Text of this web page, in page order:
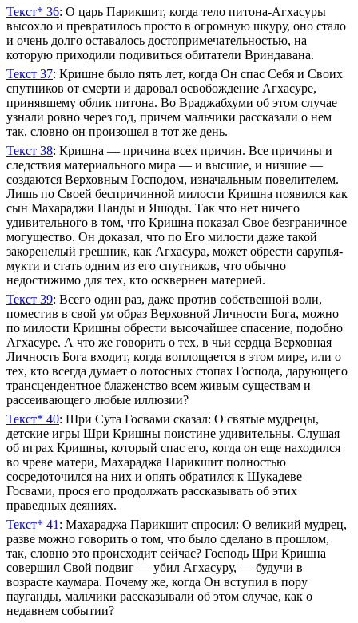
Текст* 36: О царь Парикшит, когда тело питона-Агхасуры
высохло и превратилось просто в огромную шкуру, оно стало
и очень долго оставалось достопримечательностью, на
которую приходили подивиться обитатели Вриндавана.
Текст 37: Кришне было пять лет, когда Он спас Себя и Своих
спутников от смерти и даровал освобождение Агхасуре,
принявшему облик питона. Во Враджабхуми об этом случае
узнали ровно через год, причем мальчики рассказали о нем
так, словно он произошел в тот же день.
Текст 38: Кришна — причина всех причин. Все причины и
следствия материального мира — и высшие, и низшие —
создаются Верховным Господом, изначальным повелителем.
Лишь по Своей беспричинной милости Кришна появился как
сын Махараджи Нанды и Яшоды. Так что нет ничего
удивительного в том, что Кришна показал Свое безграничное
могущество. Он доказал, что по Его милости даже такой
закоренелый грешник, как Агхасура, может обрести сарупья-
мукти и стать одним из его спутников, что обычно
недостижимо для тех, кто осквернен материей.
Текст 39: Всего один раз, даже против собственной воли,
поместив в свой ум образ Верховной Личности Бога, можно
по милости Кришны обрести высочайшее спасение, подобно
Агхасуре. А что же говорить о тех, в чьи сердца Верховная
Личность Бога входит, когда воплощается в этом мире, или о
тех, кто всегда думает о лотосных стопах Господа, дарующего
трансцендентное блаженство всем живым существам и
рассеивающего любые иллюзии?
Текст* 40: Шри Сута Госвами сказал: О святые мудрецы,
детские игры Шри Кришны поистине удивительны. Слушая
об играх Кришны, который спас его, когда он еще находился
во чреве матери, Махараджа Парикшит полностью
сосредоточился на них и опять обратился к Шукадеве
Госвами, прося его продолжать рассказывать об этих
праведных деяниях.
Текст* 41 : Махараджа Парикшит спросил: О великий мудрец,
разве можно говорить о том, что было сделано в прошлом,
так, словно это происходит сейчас? Господь Шри Кришна
совершил Свой подвиг — убил Агхасуру, — будучи в
возрасте каумара. Почему же, когда Он вступил в пору
пауганды, мальчики рассказывали об этом случае, как о
недавнем событии?